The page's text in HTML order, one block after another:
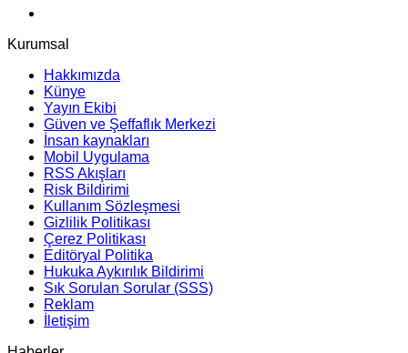
Kurumsal
Hakkımızda
Künye
Yayın Ekibi
Güven ve Şeffaflık Merkezi
İnsan kaynakları
Mobil Uygulama
RSS Akışları
Risk Bildirimi
Kullanım Sözleşmesi
Gizlilik Politikası
Çerez Politikası
Editöryal Politika
Hukuka Aykırılık Bildirimi
Sık Sorulan Sorular (SSS)
Reklam
İletişim